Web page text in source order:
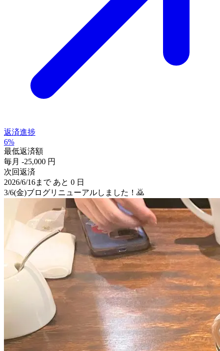
返済進捗
6%
最低返済額
毎月 -25,000 円
次回返済
2026/6/16まで あと 0 日
3/6(金)ブログリニューアルしました！🙇